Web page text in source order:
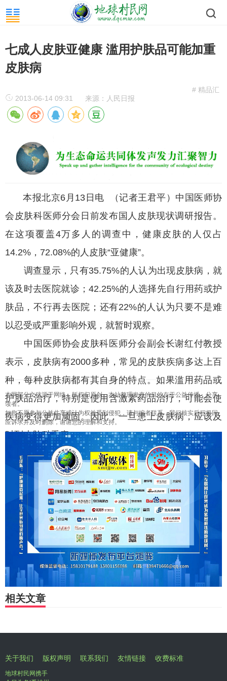
七成人皮肤亚健康 滥用护肤品可能加重
皮肤病
# 精品汇
2013-06-14 09:31
来源：人民日报
本报北京6月13日电 （记者王君平）中国医师协
会皮肤科医师分会日前发布国人皮肤现状调研报告。
在这项覆盖4万多人的调查中，健康皮肤的人仅占
14.2%，72.08%的人皮肤“亚健康”。
调查显示，只有35.75%的人认为出现皮肤病，就
该及时去医院就诊；42.25%的人选择先自行用药或护
肤品，不行再去医院；还有22%的人认为只要不是难
以忍受或严重影响外观，就暂时观察。
中国医师协会皮肤科医师分会副会长谢红付教授
表示，皮肤病有2000多种，常见的皮肤疾病多达上百
种，每种皮肤病都有其自身的特点。如果滥用药品或
护肤品治疗，特别是使用含激素药品治疗，可能会使
疾病变得更加顽固。因此，一旦患上皮肤病，应该及
时到皮肤科看病。
本网部分文稿源于网络，版权归原创，本站整理发表的目的在于公益传播，分享
读者。
如您不愿参与公益共享或认为权益受到侵犯，请与编者联系，我们核实后积极回
应诉求并及时删除，谢谢您的理解和支持。
相关文章
关于我们 版权声明 联系我们 友情链接 收费标准
地球村民网携手